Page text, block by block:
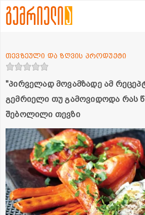
"პირველად მოვამზადე ამ
გემრიელი თუ გამოვიდოდა რას
შებოლილი თევზი
თევზეული და ზღვის პროდუქტი